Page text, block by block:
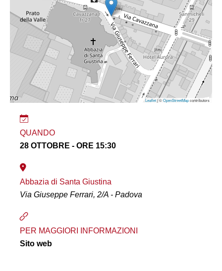
Leaflet| ©OpenStreetMapcontributors
QUANDO
28 OTTOBRE - ORE 15:30
Abbazia di Santa Giustina
Via Giuseppe Ferrari, 2/A - Padova
PER MAGGIORI INFORMAZIONI
Sito web